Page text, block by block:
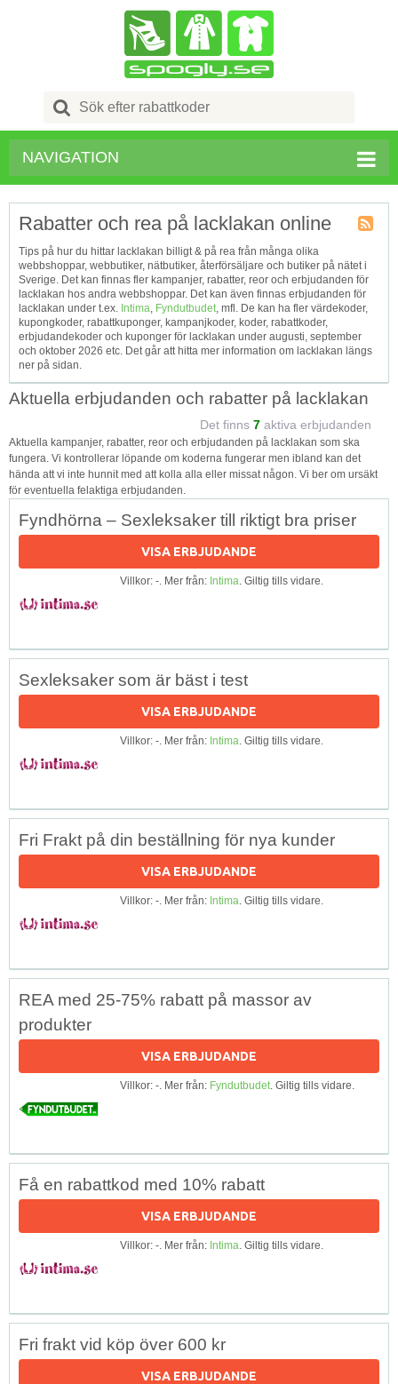
Search
for:
NAVIGATION
Tagg
RSS
Rabatter och rea på lacklakan online
Tips på hur du hittar lacklakan billigt & på rea från många olika
webbshoppar, webbutiker, nätbutiker, återförsäljare och butiker på nätet i
Sverige. Det kan finnas fler kampanjer, rabatter, reor och erbjudanden för
lacklakan hos andra webbshoppar. Det kan även finnas erbjudanden för
lacklakan under t.ex. Intima, Fyndutbudet, mfl. De kan ha fler värdekoder,
kupongkoder, rabattkuponger, kampanjkoder, koder, rabattkoder,
erbjudandekoder och kuponger för lacklakan under augusti, september
och oktober 2026 etc. Det går att hitta mer information om lacklakan längs
ner på sidan.
Aktuella erbjudanden och rabatter på lacklakan
Det finns 7 aktiva erbjudanden
Aktuella kampanjer, rabatter, reor och erbjudanden på lacklakan som ska
fungera. Vi kontrollerar löpande om koderna fungerar men ibland kan det
hända att vi inte hunnit med att kolla alla eller missat någon. Vi ber om ursäkt
för eventuella felaktiga erbjudanden.
Fyndhörna – Sexleksaker till riktigt bra priser
VISA ERBJUDANDE
Villkor: -. Mer från: Intima. Giltig tills vidare.
Sexleksaker som är bäst i test
VISA ERBJUDANDE
Villkor: -. Mer från: Intima. Giltig tills vidare.
Fri Frakt på din beställning för nya kunder
VISA ERBJUDANDE
Villkor: -. Mer från: Intima. Giltig tills vidare.
REA med 25-75% rabatt på massor av
produkter
VISA ERBJUDANDE
Villkor: -. Mer från: Fyndutbudet. Giltig tills vidare.
Få en rabattkod med 10% rabatt
VISA ERBJUDANDE
Villkor: -. Mer från: Intima. Giltig tills vidare.
Fri frakt vid köp över 600 kr
VISA ERBJUDANDE